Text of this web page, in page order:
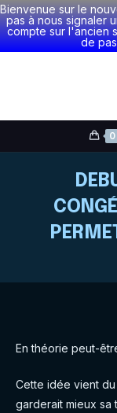
Bienvenue sur le
pas à nous signaler
compte sur l'ancien
de
0
En théorie peut-
Cette idée vient
garderait mieux sa